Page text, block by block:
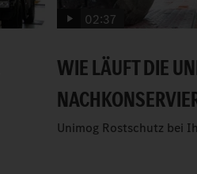
02:37
WIE LÄUFT DIE
Unimog Rostschutz bei